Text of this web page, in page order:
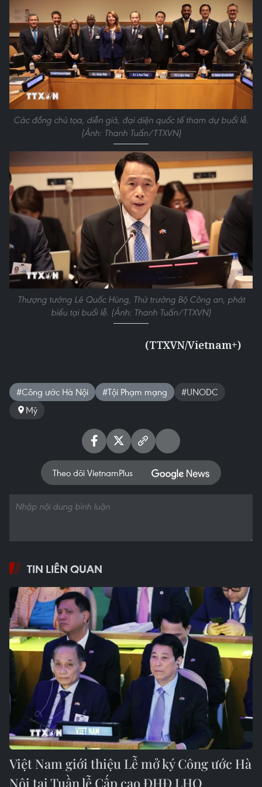
Các đồng chủ tọa, diễn giả, đại diện quốc tế tham dự buổi lễ.
(Ảnh: Thanh Tuấn/TTXVN)
Thượng tướng Lê Quốc Hùng, Thứ trưởng Bộ Công an, phát
biểu tại buổi lễ. (Ảnh: Thanh Tuấn/TTXVN)
(TTXVN/Vietnam+)
#Công ước Hà Nội #Tội Phạm mạng
#UNODC
Mỹ
Theo dõi VietnamPlus
TIN LIÊN QUAN
Việt Nam giới thiệu Lễ mở ký Công ước Hà
Nội tại Tuần lễ Cấp cao ĐHĐ LHQ